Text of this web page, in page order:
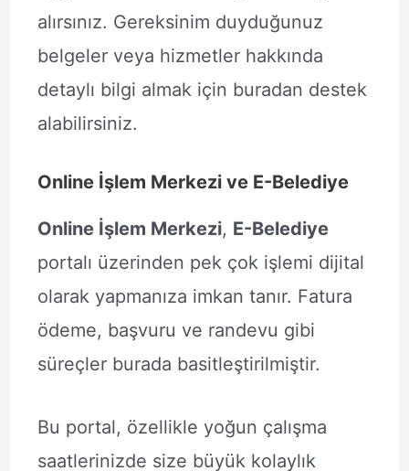
alırsınız. Gereksinim duyduğunuz
belgeler veya hizmetler hakkında
detaylı bilgi almak için buradan destek
alabilirsiniz.
Online İşlem Merkezi ve E-Belediye
Online İşlem Merkezi, E-Belediye
portalı üzerinden pek çok işlemi dijital
olarak yapmanıza imkan tanır. Fatura
ödeme, başvuru ve randevu gibi
süreçler burada basitleştirilmiştir.
Bu portal, özellikle yoğun çalışma
saatlerinizde size büyük kolaylık